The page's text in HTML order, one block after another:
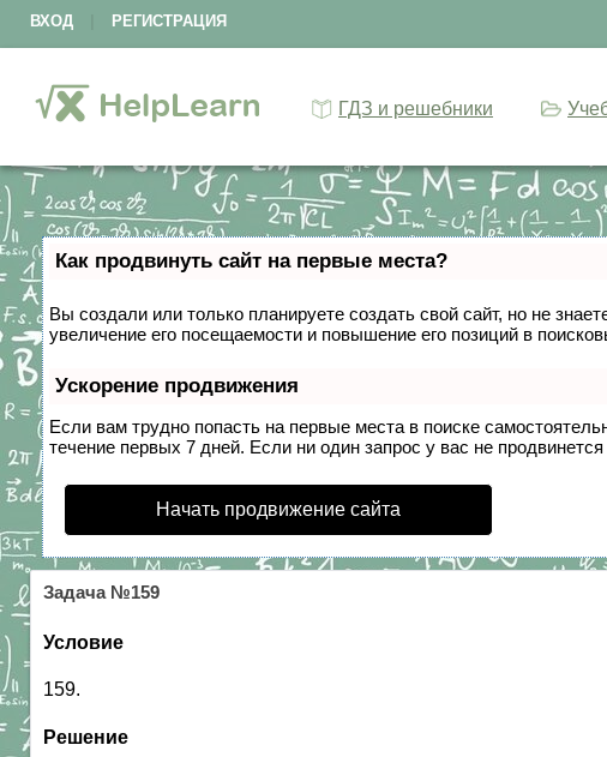
ВХОД РЕГИСТРАЦИЯ
ГДЗ и решебники
Как продвинуть сайт на первые места?
Вы создали или только планируете создать свой сайт, но не
увеличение его посещаемости и повышение его позиций в
Ускорение продвижения
Если вам трудно попасть на первые места в поиске
течение первых 7 дней. Если ни один запрос у вас не
Начать продвижение сайта
Задача №159
Условие
159.
Решение